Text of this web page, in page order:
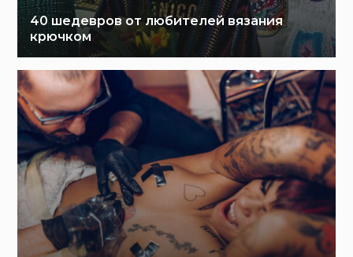
40 шедевров от любителей вязания
крючком